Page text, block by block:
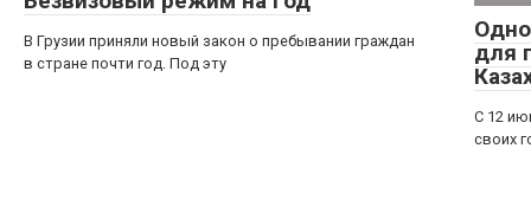
В Грузии приняли новый закон о пребывании граждан
в стране почти год. Под эту
для
С 12
своих